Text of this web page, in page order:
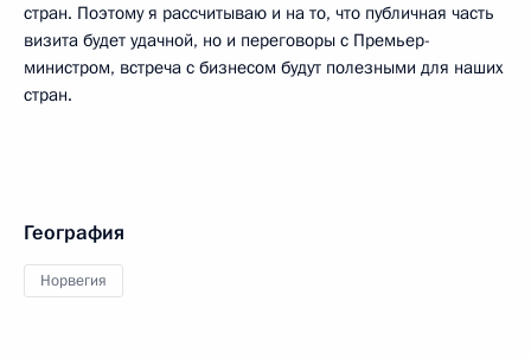
стран. Поэтому я рассчитываю и на то, что публичная часть
визита будет удачной, но и переговоры с Премьер-
министром, встреча с бизнесом будут полезными для наших
стран.
География
Норвегия